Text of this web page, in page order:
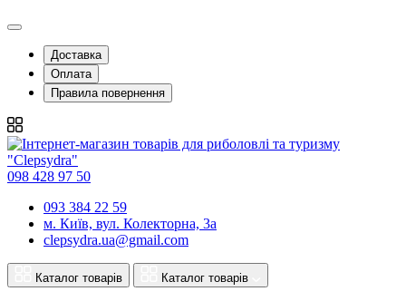
Доставка
Оплата
Правила повернення
098 428 97 50
093 384 22 59
м. Київ, вул. Колекторна, 3а
clepsydra.ua@gmail.com
Каталог товарів Каталог товарів